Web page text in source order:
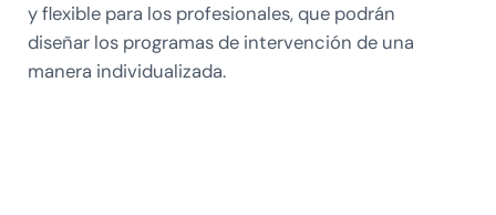
y flexible para los profesionales, que podrán
diseñar los programas de intervención de una
manera individualizada.